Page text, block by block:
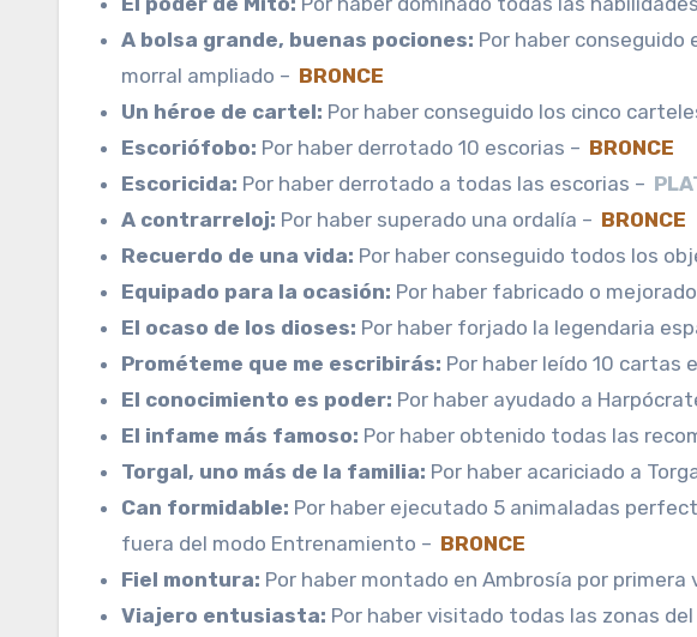
A bolsa grande, buenas pociones: Por haber conseguido
morral ampliado – BRONCE
Un héroe de cartel: Por haber conseguido los cinco
Escoriófobo: Por haber derrotado 10 escorias – BRONCE
Escoricida: Por haber derrotado a todas las escorias –
A contrarreloj: Por haber superado una ordalía – BRONCE
Recuerdo de una vida: Por haber conseguido todos los
Equipado para la ocasión: Por haber fabricado o
El ocaso de los dioses: Por haber forjado la legendaria
Prométeme que me escribirás: Por haber leído 10 cartas
El conocimiento es poder: Por haber ayudado a
El infame más famoso: Por haber obtenido todas las
Torgal, uno más de la familia: Por haber acariciado a
Can formidable: Por haber ejecutado 5 animaladas
fuera del modo Entrenamiento – BRONCE
Fiel montura: Por haber montado en Ambrosía por primera
Viajero entusiasta: Por haber visitado todas las zonas del